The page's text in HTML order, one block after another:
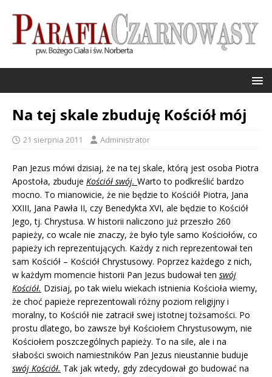
Na tej skale zbuduję Kościół mój
21 sierpnia 2011 Administrator
Pan Jezus mówi dzisiaj, że na tej skale, którą jest osoba Piotra
Apostoła, zbuduje Kościół swój. Warto to podkreślić bardzo
mocno. To mianowicie, że nie będzie to Kościół Piotra, Jana
XXIII, Jana Pawła II, czy Benedykta XVI, ale będzie to Kościół
Jego, tj. Chrystusa. W historii naliczono już przeszło 260
papieży, co wcale nie znaczy, że było tyle samo Kościołów, co
papieży ich reprezentujących. Każdy z nich reprezentował ten
sam Kościół – Kościół Chrystusowy. Poprzez każdego z nich,
w każdym momencie historii Pan Jezus budował ten swój
Kościół. Dzisiaj, po tak wielu wiekach istnienia Kościoła wiemy,
że choć papieże reprezentowali różny poziom religijny i
moralny, to Kościół nie zatracił swej istotnej tożsamości. Po
prostu dlatego, bo zawsze był Kościołem Chrystusowym, nie
Kościołem poszczególnych papieży. To na sile, ale i na
słabości swoich namiestników Pan Jezus nieustannie buduje
swój Kościół. Tak jak wtedy, gdy zdecydował go budować na